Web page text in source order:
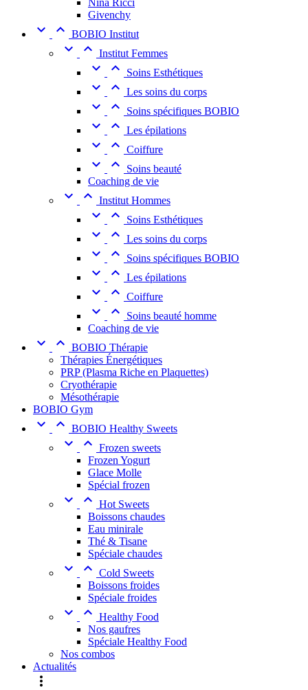
Givenchy
  BOBIO Institut
  Institut Femmes
  Soins Esthétiques
  Les soins du corps
  Soins spécifiques BOBIO
  Les épilations
  Coiffure
 
Soins beauté
Coaching de vie
  Institut Hommes
  Soins Esthétiques
  Les soins du corps
  Soins spécifiques BOBIO
  Les épilations
  Coiffure
 
Soins beauté homme
Coaching de vie
  BOBIO Thérapie
Thérapies Énergétiques
PRP (Plasma Riche en Plaquettes)
Cryothérapie
Mésothérapie
BOBIO Gym
  BOBIO Healthy Sweets
  Frozen sweets
Frozen Yogurt
Glace Molle
Spécial frozen
  Hot Sweets
Boissons chaudes
Eau minirale
Thé & Tisane
Spéciale chaudes
  Cold Sweets
Boissons froides
Spéciale froides
  Healthy Food
Nos gaufres
Spéciale Healthy Food
Nos combos
Actualités
